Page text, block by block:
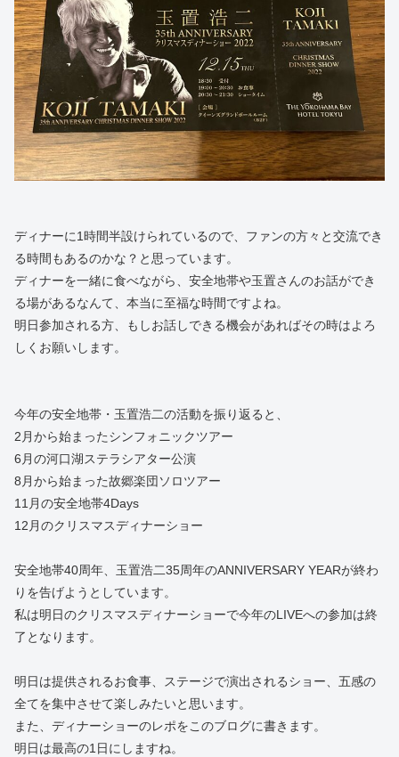
ディナーに1時間半設けられているので、ファンの方々と交流でき
る時間もあるのかな？と思っています。
ディナーを一緒に食べながら、安全地帯や玉置さんのお話ができ
る場があるなんて、本当に至福な時間ですよね。
明日参加される方、もしお話しできる機会があればその時はよろ
しくお願いします。
今年の安全地帯・玉置浩二の活動を振り返ると、
2月から始まったシンフォニックツアー
6月の河口湖ステラシアター公演
8月から始まった故郷楽団ソロツアー
11月の安全地帯4Days
12月のクリスマスディナーショー
安全地帯40周年、玉置浩二35周年のANNIVERSARY YEARが終わ
りを告げようとしています。
私は明日のクリスマスディナーショーで今年のLIVEへの参加は終
了となります。
明日は提供されるお食事、ステージで演出されるショー、五感の
全てを集中させて楽しみたいと思います。
また、ディナーショーのレポをこのブログに書きます。
明日は最高の1日にしますね。